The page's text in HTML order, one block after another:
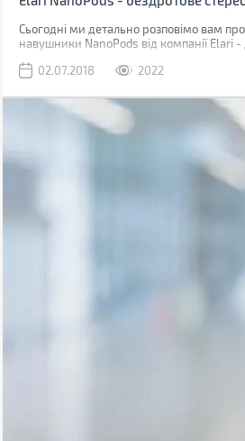
Сьогодні ми детально розповімо вам про
навушники NanoPods від компанії Elari
нове дітище як навушники зі звучанням
02.07.2018 2022